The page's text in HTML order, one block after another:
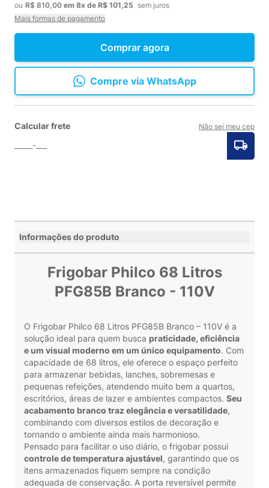
Comprar agora
ou R$ 810,00 em 8x de R$ 101,25 sem juros
Mais formas de pagamento
Compre via WhatsApp
Calcular frete Não sei meu cep
Informações do produto
Frigobar Philco 68 Litros
PFG85B Branco - 110V
O Frigobar Philco 68 Litros PFG85B Branco – 110V é a
solução ideal para quem busca praticidade, eficiência
e um visual moderno em um único equipamento. Com
capacidade de 68 litros, ele oferece o espaço perfeito
para armazenar bebidas, lanches, sobremesas e
pequenas refeições, atendendo muito bem a quartos,
escritórios, áreas de lazer e ambientes compactos. Seu
acabamento branco traz elegância e versatilidade,
combinando com diversos estilos de decoração e
tornando o ambiente ainda mais harmonioso.
Pensado para facilitar o uso diário, o frigobar possui
controle de temperatura ajustável, garantindo que os
itens armazenados fiquem sempre na condição
adequada de conservação. A porta reversível permite